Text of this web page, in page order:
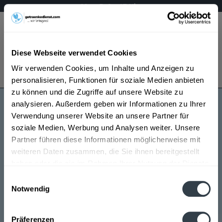
Diese Webseite verwendet Cookies
Wir verwenden Cookies, um Inhalte und Anzeigen zu
personalisieren, Funktionen für soziale Medien anbieten
zu können und die Zugriffe auf unsere Website zu
analysieren. Außerdem geben wir Informationen zu Ihrer
Verwendung unserer Website an unsere Partner für
soziale Medien, Werbung und Analysen weiter. Unsere
Partner führen diese Informationen möglicherweise mit
weiteren Daten zusammen, die Sie ihnen bereitgestellt
Notwendig
Präferenzen
Mo – Fr 9 – 17 Uhr
Menü
Bestellung widerrufen
Es gilt unsere Datenschutzerklärung
Mai-Geister
Mai-Geister wird in den folgenden Regionen, Städten,